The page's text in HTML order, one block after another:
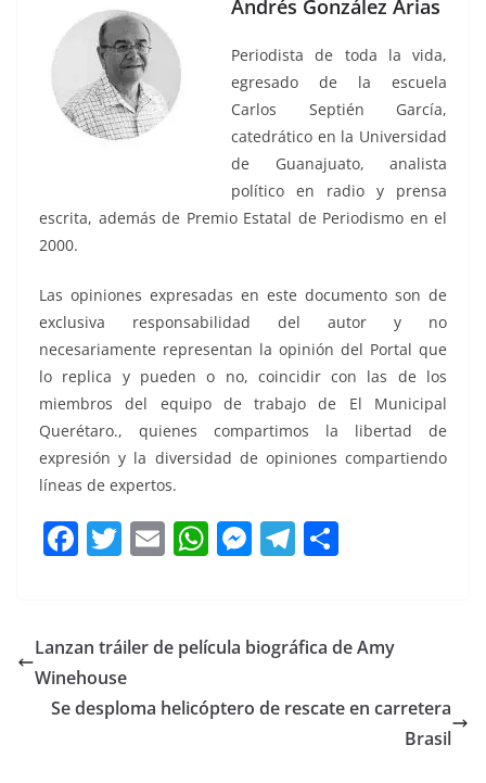
Andrés González Arias
Periodista de toda la vida,
egresado de la escuela
Carlos Septién García,
catedrático en la Universidad
de Guanajuato, analista
político en radio y prensa
escrita, además de Premio Estatal de Periodismo en el
2000.
Las opiniones expresadas en este documento son de
exclusiva responsabilidad del autor y no
necesariamente representan la opinión del Portal que
lo replica y pueden o no, coincidir con las de los
miembros del equipo de trabajo de El Municipal
Querétaro., quienes compartimos la libertad de
expresión y la diversidad de opiniones compartiendo
líneas de expertos.
F
e
b
o
T
er
E
l
W
s
p
M
e
g
T
gr
m
p
tir
Lanzan tráiler de película biográfica de Amy
Winehouse
Se desploma helicóptero de rescate en carretera
Brasil